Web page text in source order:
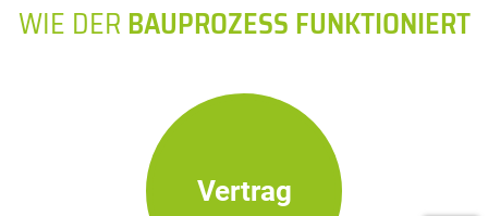
WIE DERBAUPROZESS FUNKTIONIERT
Vertrag